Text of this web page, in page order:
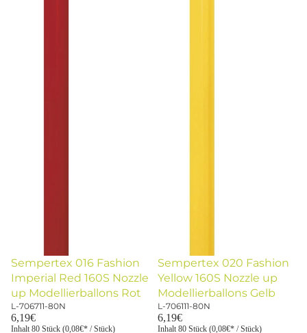
Sempertex 016 Fashion
Imperial Red 160S Nozzle
up Modellierballons Rot
L-706711-80N
6,19€
Inhalt 80 Stück (0,08€* / Stück)
Sempertex 020 Fashion
Yellow 160S Nozzle up
Modellierballons Gelb
L-706111-80N
6,19€
Inhalt 80 Stück (0,08€* / Stück)